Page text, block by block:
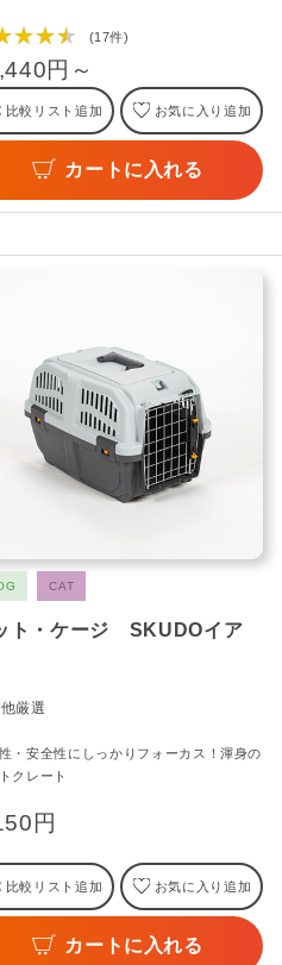
(17件)
円～
比較リスト追加 お気に入り追加
カートに入れる
CAT
ト・ケージ SKUDOイア
厳選
・安全性にしっかりフォーカス！渾身の
クレート
円
比較リスト追加 お気に入り追加
カートに入れる